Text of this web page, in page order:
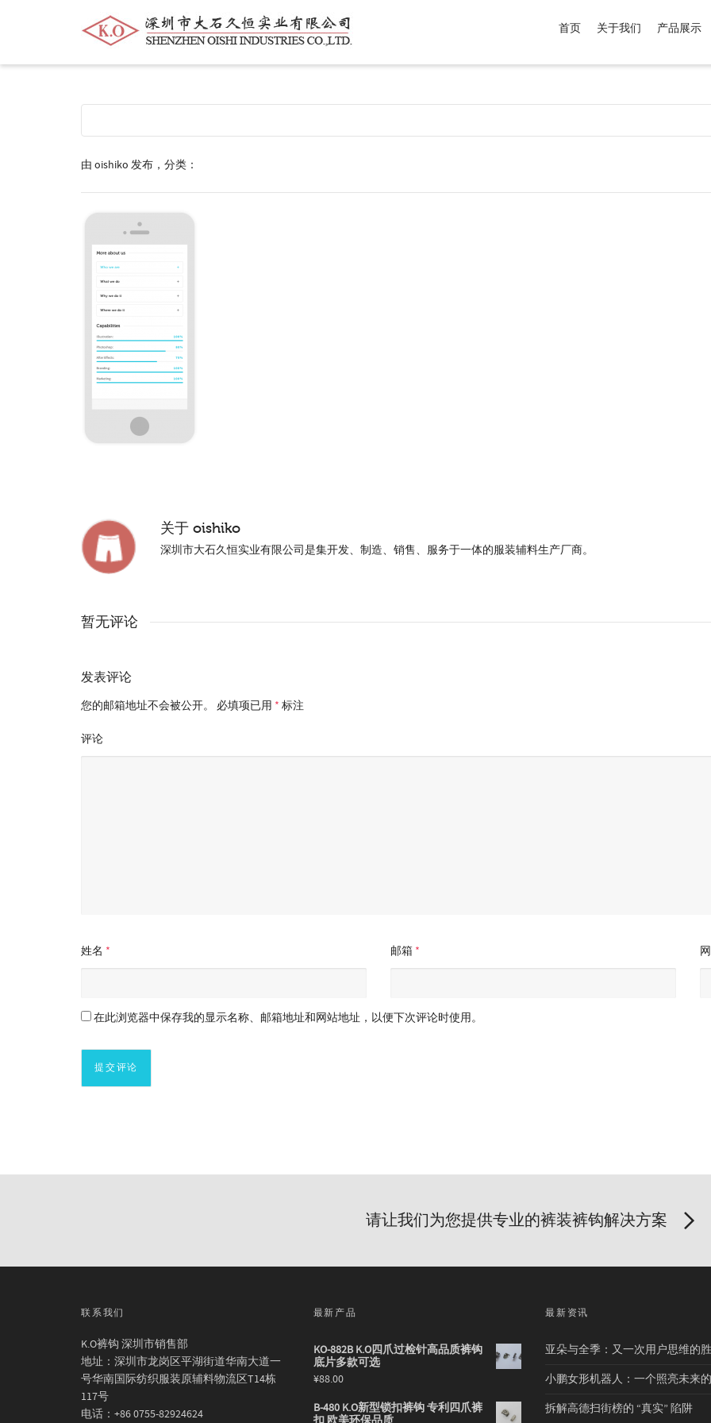
帮我查找新的衬衫尺码中号价格介于 商品，品牌为 默认品牌 .
首页 关于我们 产品展示
由 oishiko 发布，分类：
关于 oishiko
深圳市大石久恒实业有限公司是集开发、制造、销售、服务于一体的服装辅料生产厂商。
暂无评论
发表评论
您的邮箱地址不会被公开。
必填项已用 * 标注
评论
姓名 * 邮箱 *
在此浏览器中保存我的显示名称、邮箱地址和网站地址，以便下次评论时使用。
请让我们为您提供专业的裤装裤钩解决方案
联系我们
K.O裤钩 深圳市销售部
地址：深圳市龙岗区平湖街道华南大道一
号华南国际纺织服装原辅料物流区T14栋
117号
电话：+86 0755-82924624
最新产品
KO-882B K.O四爪过检针高品质裤钩
底片多款可选
¥88.00
B-480 K.O新型锁扣裤钩 专利四爪裤
最新资讯
亚朵与全季：又一次用户思维的
小鹏女形机器人：一个照亮未来
拆解高德扫街榜的 “真实” 陷阱